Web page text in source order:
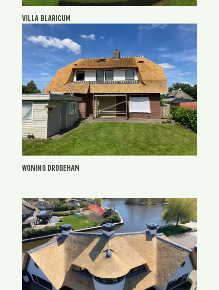
VILLA BLARICUM
WONING DROGEHAM